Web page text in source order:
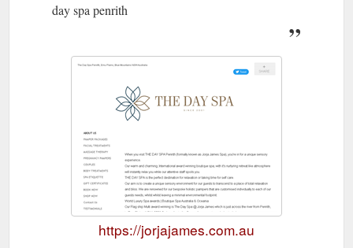
day spa penrith
https://jorjajames.com.au